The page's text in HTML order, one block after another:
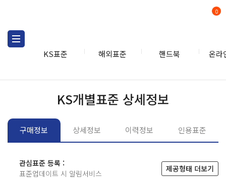
KS표준 해외표준 핸드북 온라
0
KS개별표준 상세정보
구매정보 상세정보 이력정보 인용표준
관심표준 등록 :
표준업데이트 시 알림서비스
제공형태 더보기